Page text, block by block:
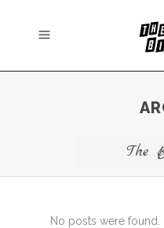
The
No posts were found.